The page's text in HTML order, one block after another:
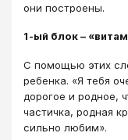
они построены.
1-ый блок –
С помощью этих
ребенка. «Я тебя
дорогое и родное,
частичка, родная
сильно любим».